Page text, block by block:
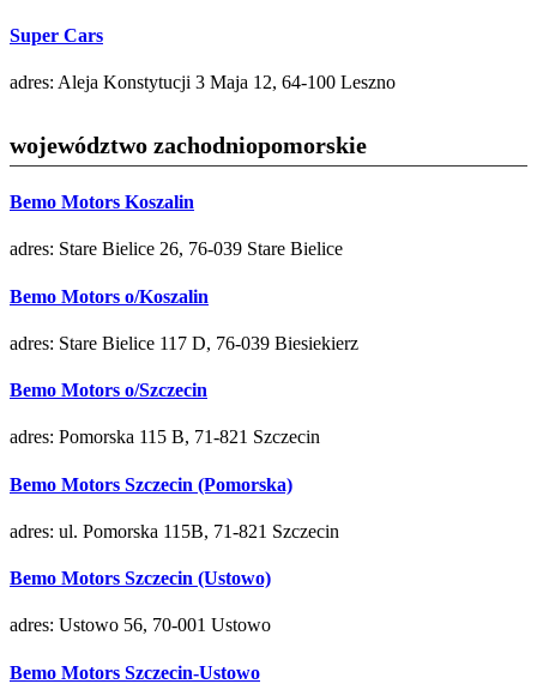
Super Cars
adres: Aleja Konstytucji 3 Maja 12, 64-100 Leszno
województwo zachodniopomorskie
Bemo Motors Koszalin
adres: Stare Bielice 26, 76-039 Stare Bielice
Bemo Motors o/Koszalin
adres: Stare Bielice 117 D, 76-039 Biesiekierz
Bemo Motors o/Szczecin
adres: Pomorska 115 B, 71-821 Szczecin
Bemo Motors Szczecin (Pomorska)
adres: ul. Pomorska 115B, 71-821 Szczecin
Bemo Motors Szczecin (Ustowo)
adres: Ustowo 56, 70-001 Ustowo
Bemo Motors Szczecin-Ustowo